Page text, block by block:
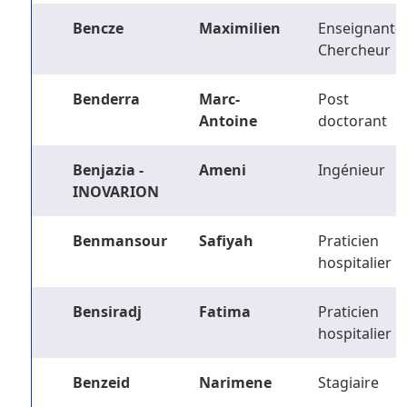
Bencze Maximilien
Enseignant-
Chercheur
Benderra
Marc-
Antoine
Post
doctorant
Benjazia -
INOVARION
Ameni Ingénieur
Benmansour Safiyah
Praticien
hospitalier
Bensiradj Fatima
Praticien
hospitalier
Benzeid Narimene Stagiaire